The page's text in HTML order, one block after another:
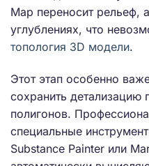
Map переносит рельеф,
углублениях, что
топология 3D модели.
Этот этап особенно
сохранить
полигонов.
специальные
Substance Painter или